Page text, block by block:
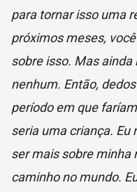
para tornar isso uma
próximos meses,
sobre isso. Mas
nenhum. Então,
período em que
seria uma criança. Eu
ser mais sobre minha
caminho no mundo.